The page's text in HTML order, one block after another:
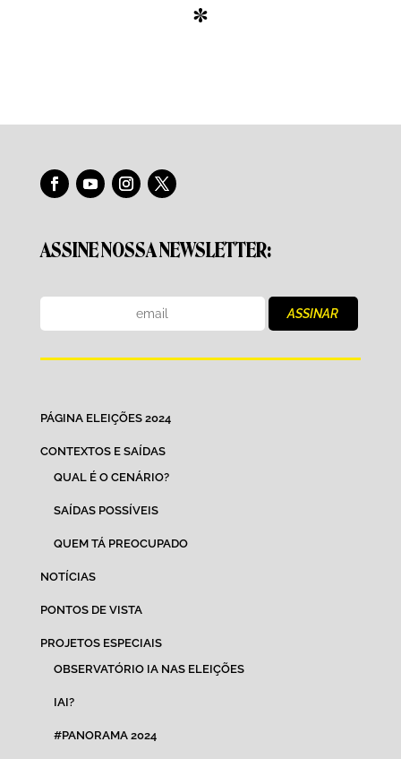
*
ASSINE NOSSA NEWSLETTER:
PÁGINA ELEIÇÕES 2024
CONTEXTOS E SAÍDAS
QUAL É O CENÁRIO?
SAÍDAS POSSÍVEIS
QUEM TÁ PREOCUPADO
NOTÍCIAS
PONTOS DE VISTA
PROJETOS ESPECIAIS
OBSERVATÓRIO IA NAS ELEIÇÕES
IAI?
#PANORAMA 2024